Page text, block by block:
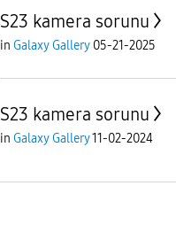
S23 kamera sorunu
in Galaxy Gallery 05-21-2025
S23 kamera sorunu
in Galaxy Gallery11-02-2024